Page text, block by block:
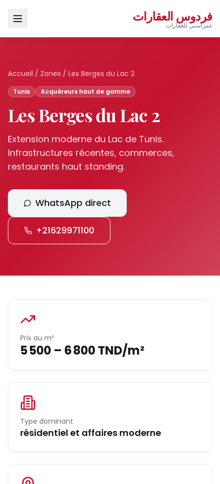
فردوس العقارات
غمراسني للعقارات
Accueil / Zones / Les Berges du Lac 2
Tunis Acquéreurs haut de gamme
Les Berges du Lac 2
Extension moderne du Lac de Tunis.
Infrastructures récentes, commerces,
restaurants haut standing.
WhatsApp direct
+21629971100
Prix au m²
5 500 – 6 800 TND/m²
Type dominant
résidentiel et affaires moderne